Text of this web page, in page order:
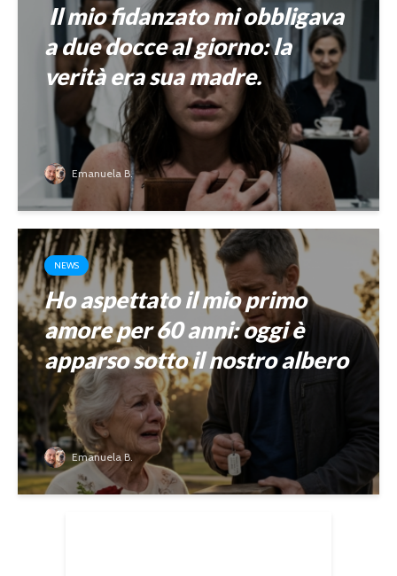
Il mio fidanzato mi obbligava
a due docce al giorno: la
verità era sua madre.
Emanuela B.
NEWS
Ho aspettato il mio primo
amore per 60 anni: oggi è
apparso sotto il nostro albero
Emanuela B.